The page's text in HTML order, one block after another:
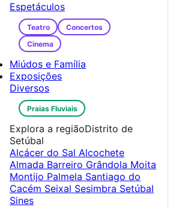
Espetáculos
Teatro
Concertos
Cinema
Miúdos e Família
Exposições
Diversos
Praias Fluviais
Explora a regiãoDistrito de
Setúbal
Alcácer do Sal Alcochete
Almada Barreiro Grândola Moita
Montijo Palmela Santiago do
Cacém Seixal Sesimbra Setúbal
Sines